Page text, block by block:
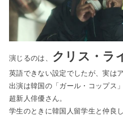
演じるのは、 クリス・ラ
英語できない設定でしたが、実は
出演は韓国の「ガール・コップス
超新人俳優さん。
学生のときに韓国人留学生と仲良